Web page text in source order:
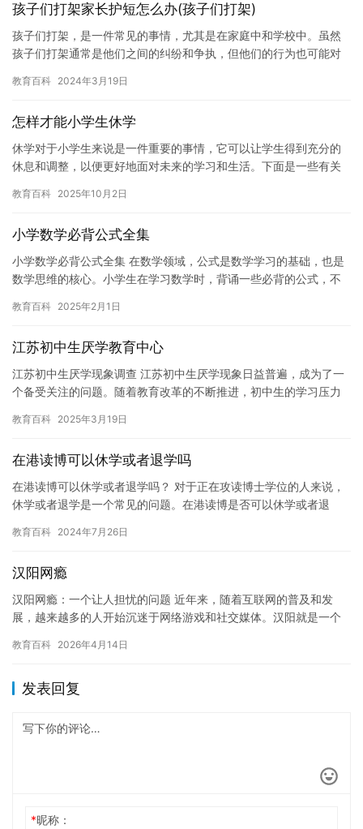
孩子们打架家长护短怎么办(孩子们打架)
孩子们打架，是一件常见的事情，尤其是在家庭中和学校中。虽然
孩子们打架通常是他们之间的纠纷和争执，但他们的行为也可能对
的冲突…
教育百科 2024年3月19日
怎样才能小学生休学
休学对于小学生来说是一件重要的事情，它可以让学生得到充分的
休息和调整，以便更好地面对未来的学习和生活。下面是一些有关
休…
教育百科 2025年10月2日
小学数学必背公式全集
小学数学必背公式全集 在数学领域，公式是数学学习的基础，也是
数学思维的核心。小学生在学习数学时，背诵一些必背的公式，不
和学…
教育百科 2025年2月1日
江苏初中生厌学教育中心
江苏初中生厌学现象调查 江苏初中生厌学现象日益普遍，成为了一
个备受关注的问题。随着教育改革的不断推进，初中生的学习压力
生产…
教育百科 2025年3月19日
在港读博可以休学或者退学吗
在港读博可以休学或者退学吗？ 对于正在攻读博士学位的人来说，
休学或者退学是一个常见的问题。在港读博是否可以休学或者退
供一些…
教育百科 2024年7月26日
汉阳网瘾
汉阳网瘾：一个让人担忧的问题 近年来，随着互联网的普及和发
展，越来越多的人开始沉迷于网络游戏和社交媒体。汉阳就是一个
聊天，…
教育百科 2026年4月14日
发表回复
*昵称：